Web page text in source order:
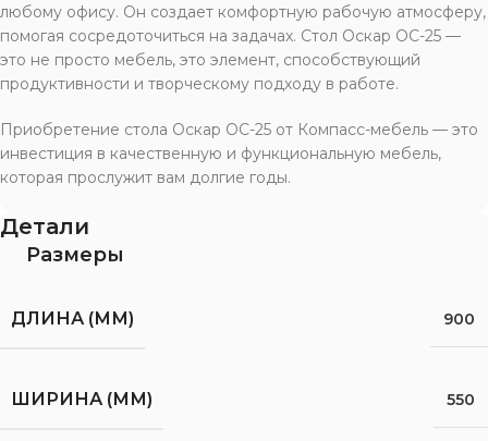
любому офису. Он создает комфортную рабочую атмосферу,
помогая сосредоточиться на задачах. Стол Оскар ОС-25 —
это не просто мебель, это элемент, способствующий
продуктивности и творческому подходу в работе.
Приобретение стола Оскар ОС-25 от Компасс-мебель — это
инвестиция в качественную и функциональную мебель,
которая прослужит вам долгие годы.
Детали
Размеры
ДЛИНА (ММ) 900
ШИРИНА (ММ) 550